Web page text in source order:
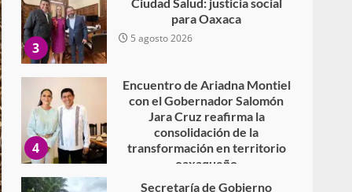
Encuentro de Ariadna Montiel
con el Gobernador Salomón
transformación en territorio
oaxaqueño
30 julio 2026
Secretaría de Gobierno
refuerza presencia
institucional en San Juan